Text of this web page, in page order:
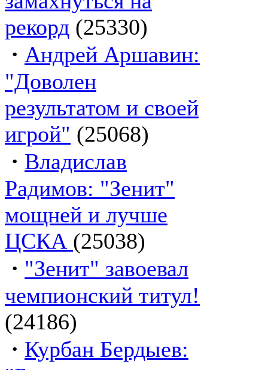
рекорд (25330)
· Андрей Аршавин:
"Доволен
результатом и своей
игрой" (25068)
· Владислав
Радимов: "Зенит"
мощней и лучше
ЦСКА (25038)
· "Зенит" завоевал
чемпионский титул!
(24186)
· Курбан Бердыев: